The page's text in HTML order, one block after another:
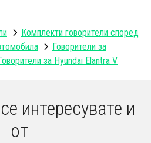
Комплекти говорители според
Говорители за
Говорители за Hyundai Elantra V
интересувате и
от